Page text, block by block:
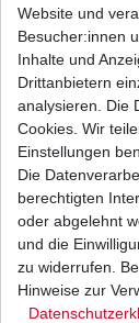
Versand
Ab einem
500 Euro
die Ware
Website und
Besucher:innen
Inhalte und
Drittanbietern
analysieren. Die
Cookies. Wir
Einstellungen
Die
berechtigten
oder abgelehnt
und die
zu widerrufen.
Hinweise zur